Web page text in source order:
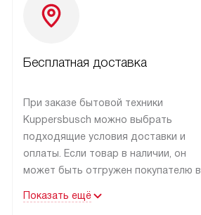
Бесплатная доставка
При заказе бытовой техники
Kuppersbusch можно выбрать
подходящие условия доставки и
оплаты. Если товар в наличии, он
может быть отгружен покупателю в
специальным лейблом
Показать ещё